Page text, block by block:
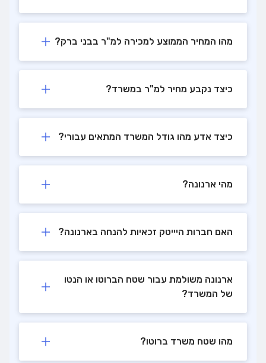
מהו המחיר הממוצע למכירה למ"ר בבני ברק?
כיצד נקבע מחיר למ"ר במשרד?
כיצד אדע מהו גודל המשרד המתאים עבורי?
מהי ארנונה?
האם חברות היייטק זכאיות להנחה בארנונה?
ארנונה משולמת עבור שטח הברוטו או הנטו
של המשרד?
מהו שטח משרד ברוטו?